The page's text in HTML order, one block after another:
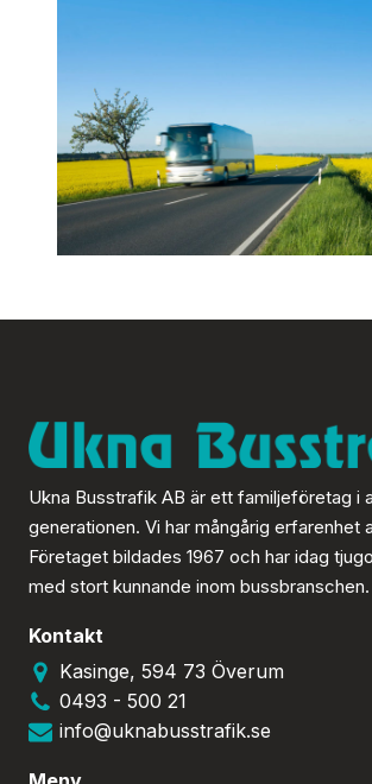
Ukna Busstrafik AB är ett familjeföretag i
generationen. Vi har mångårig erfarenhet
Företaget bildades 1967 och har idag
med stort kunnande inom bussbranschen.
Kontakt
Kasinge, 594 73 Överum
0493 - 500 21
info@uknabusstrafik.se